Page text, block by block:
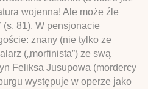
wojenna! Ale może źle
(s. 81). W pensjonacie
znany (nie tylko ze
(„morfinista”) ze swą
Feliksa Jusupowa (mordercy
występuje w operze jako